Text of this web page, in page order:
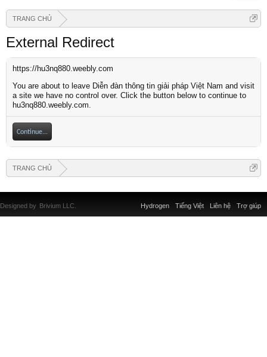
TRANG CHỦ
External Redirect
https://hu3nq880.weebly.com
You are about to leave Diễn đàn thông tin giải pháp Việt Nam and visit
a site we have no control over. Click the button below to continue to
hu3nq880.weebly.com.
Continue...
TRANG CHỦ
Liên hệ Trợ giúp
Hydrogen Tiếng Việt
Designed by Brivium LLC.